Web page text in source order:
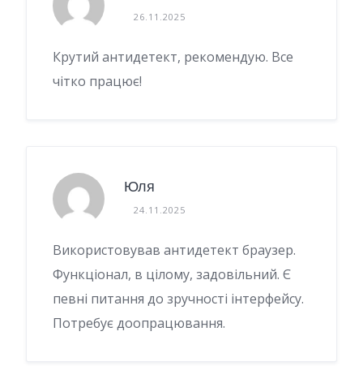
26.11.2025
Крутий антидетект, рекомендую. Все
чітко працює!
Юля
24.11.2025
Використовував антидетект браузер.
Функціонал, в цілому, задовільний. Є
певні питання до зручності інтерфейсу.
Потребує доопрацювання.